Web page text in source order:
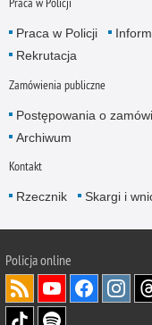
Praca w Policji
Rekrutacja
Zamówienia publiczne
Postępowania o
Archiwum
Kontakt
Rzecznik Skargi i
Policjaonline